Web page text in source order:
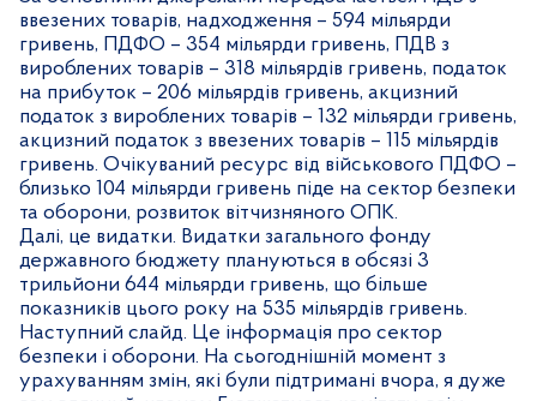
ввезених товарів, надходження – 594 мільярди
гривень, ПДФО – 354 мільярди гривень, ПДВ з
вироблених товарів – 318 мільярдів гривень, податок
на прибуток – 206 мільярдів гривень, акцизний
податок з вироблених товарів – 132 мільярди гривень,
акцизний податок з ввезених товарів – 115 мільярдів
гривень. Очікуваний ресурс від військового ПДФО –
близько 104 мільярди гривень піде на сектор безпеки
та оборони, розвиток вітчизняного ОПК.
Далі, це видатки. Видатки загального фонду
державного бюджету плануються в обсязі 3
трильйони 644 мільярди гривень, що більше
показників цього року на 535 мільярдів гривень.
Наступний слайд. Це інформація про сектор
безпеки і оборони. На сьогоднішній момент з
урахуванням змін, які були підтримані вчора, я дуже